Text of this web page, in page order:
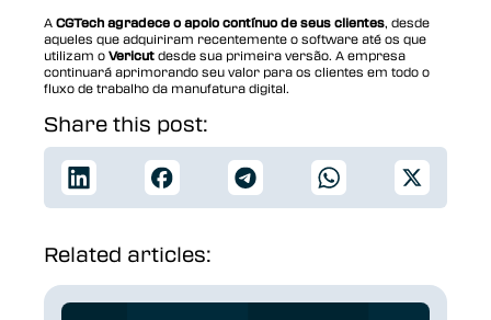
ACGTech agradece o apoio contínuo de seus clientes, desde
aqueles que adquiriram recentemente o software até os que
utilizam oVericutdesde sua primeira versão. A empresa
continuará aprimorando seu valor para os clientes em todo o
fluxo de trabalho da manufatura digital.
Share this post:
Related articles: